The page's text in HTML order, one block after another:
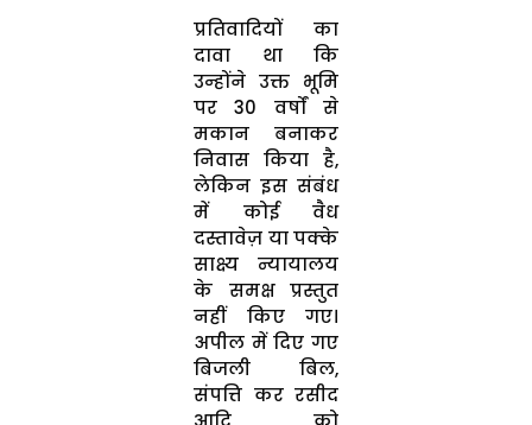
प्रतिवादियों का
दावा था कि
उन्होंने उक्त भूमि
पर 30 वर्षों से
मकान बनाकर
निवास किया है,
लेकिन इस संबंध
में कोई वैध
दस्तावेज़ या पक्के
साक्ष्य न्यायालय
के समक्ष प्रस्तुत
नहीं किए गए।
अपील में दिए गए
बिजली बिल,
संपत्ति कर रसीद